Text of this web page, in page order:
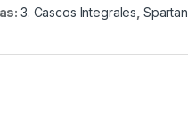
3. Cascos Integrales Spartan